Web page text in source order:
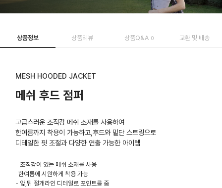
상품정보 상품리뷰 상품Q&A 0 교환 및 배송
MESH HOODED JACKET
메쉬 후드 점퍼
고급스러운 조직감 메쉬 소재를 사용하여
한여름까지 착용이 가능하고,후드와 밑단 스트링으로
디테일한 핏 조절과 다양한 연출 가능한 아이템
- 조직감이 있는 메쉬 소재를 사용
한여름에 시원하게 착용 가능
- 앞,뒤 절개라인 디테일로 포인트를 줌